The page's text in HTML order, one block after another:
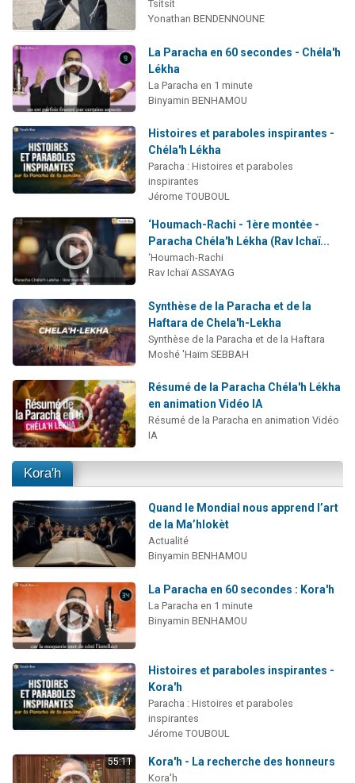
Tsitsit
Yonathan BENDENNOUNE
La Paracha en 60 secondes - Chéla'h
Lékha
La Paracha en 1 minute
Binyamin BENHAMOU
Histoires et paraboles inspirantes -
Chéla'h Lékha
Paracha : Histoires et paraboles
inspirantes
Jérome TOUBOUL
‘Houmach-Rachi - 1ère montée -
Paracha Chéla'h Lékha (Rav Ichaï...
‘Houmach-Rachi
Rav Ichaï ASSAYAG
Synthèse de la Paracha et de la
Haftara de Chela'h-Lekha
Synthèse de la Paracha et de la Haftara
Moshé 'Haïm SEBBAH
Résumé de la Paracha Chéla'h Lékha
en animation Vidéo IA
Résumé de la Paracha en animation Vidéo
IA
Kora'h
Quand le Mondial nous apprend l’art
de la Ma’hlokèt
Actualité
Binyamin BENHAMOU
La Paracha en 60 secondes : Kora'h
La Paracha en 1 minute
Binyamin BENHAMOU
Histoires et paraboles inspirantes -
Kora'h
Paracha : Histoires et paraboles
inspirantes
Jérome TOUBOUL
55:11 Kora'h - La recherche des honneurs
Kora'h